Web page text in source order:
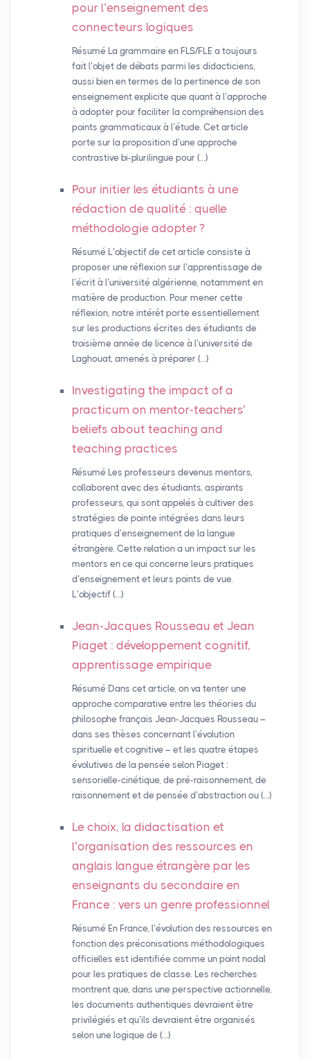
pour l’enseignement des
connecteurs logiques
Résumé La grammaire en FLS/FLE a toujours
fait l’objet de débats parmi les didacticiens,
aussi bien en termes de la pertinence de son
enseignement explicite que quant à l’approche
à adopter pour faciliter la compréhension des
points grammaticaux à l’étude. Cet article
porte sur la proposition d’une approche
contrastive bi-plurilingue pour (…)
Pour initier les étudiants à une
rédaction de qualité : quelle
méthodologie adopter?
Résumé L’objectif de cet article consiste à
proposer une réflexion sur l’apprentissage de
l’écrit à l’université algérienne, notamment en
matière de production. Pour mener cette
réflexion, notre intérêt porte essentiellement
sur les productions écrites des étudiants de
troisième année de licence à l’université de
Laghouat, amenés à préparer (…)
Investigating the impact of a
practicum on mentor-teachers’
beliefs about teaching and
teaching practices
Résumé Les professeurs devenus mentors,
collaborent avec des étudiants, aspirants
professeurs, qui sont appelés à cultiver des
stratégies de pointe intégrées dans leurs
pratiques d’enseignement de la langue
étrangère. Cette relation a un impact sur les
mentors en ce qui concerne leurs pratiques
d’enseignement et leurs points de vue.
L’objectif (…)
Jean-Jacques Rousseau et Jean
Piaget : développement cognitif,
apprentissage empirique
Résumé Dans cet article, on va tenter une
approche comparative entre les théories du
philosophe français Jean-Jacques Rousseau –
dans ses thèses concernant l’évolution
spirituelle et cognitive – et les quatre étapes
évolutives de la pensée selon Piaget :
sensorielle-cinétique, de pré-raisonnement, de
raisonnement et de pensée d’abstraction ou (…)
Le choix, la didactisation et
l’organisation des ressources en
anglais langue étrangère par les
enseignants du secondaire en
France : vers un genre professionnel
Résumé En France, l’évolution des ressources en
fonction des préconisations méthodologiques
officielles est identifiée comme un point nodal
pour les pratiques de classe. Les recherches
montrent que, dans une perspective actionnelle,
les documents authentiques devraient être
privilégiés et qu’ils devraient être organisés
selon une logique de (…)